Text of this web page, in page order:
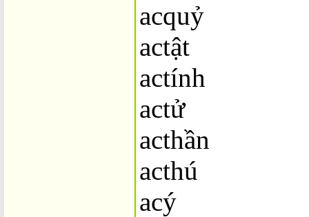
acquỷ
actật
actính
actử
acthần
acthú
acý